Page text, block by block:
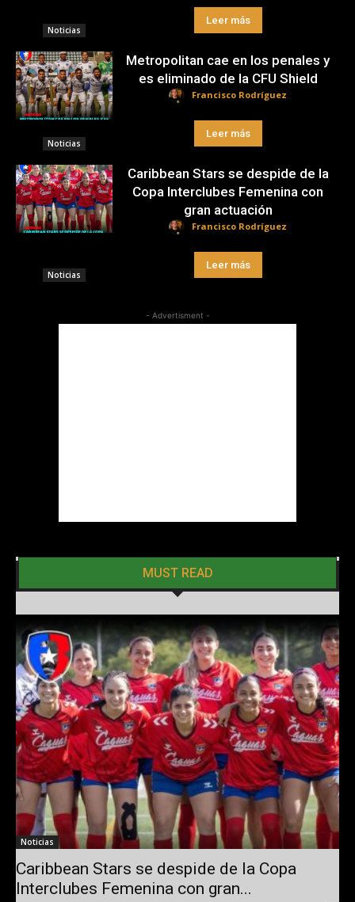
Noticias
Leer más
Noticias
Metropolitan cae en los penales y
es eliminado de la CFU Shield
Francisco Rodríguez
Leer más
Noticias
Caribbean Stars se despide de la
Copa Interclubes Femenina con
gran actuación
Francisco Rodríguez
Leer más
- Advertisment -
MUST READ
Noticias
Caribbean Stars se despide de la Copa
Interclubes Femenina con gran...